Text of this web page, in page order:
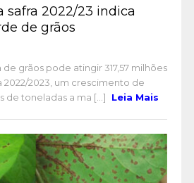
safra 2022/23 indica
de grãos
grãos pode atingir 317,57 milhões
2022/2023, um crescimento de
de toneladas a ma [...]
Leia Mais